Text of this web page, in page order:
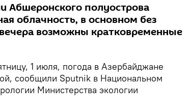
Абшеронского полуострова
облачность, в основном без
возможны кратковременные
1 июля, погода в Азербайджане
сообщили Sputnik в Национальном
Министерства экологии